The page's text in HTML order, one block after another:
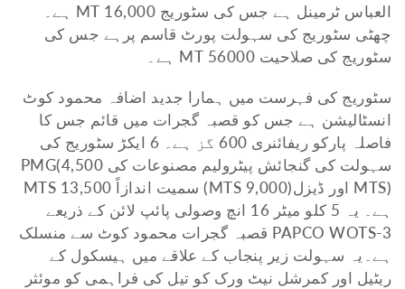
العباس ٹرمینل ہے جس کی سٹوریج 16,000 MT ہے۔
چھٹی سٹوریج کی سہولت پورٹ قاسم پرہے جس کی
سٹوریج کی صلاحیت 56000 MT ہے۔
سٹوریج کی فہرست میں ہمارا جدید اضافہ محمود کوٹ
انسٹالیشن ہے جس کو قصبہ گجرات میں قائم جس کا
فاصلہ پارکو ریفائنری 600 گز ہے۔ 6 ایکڑ سٹوریج کی
سہولت کی گنجائش پیٹرولیم مصنوعات کی PMG(4,500
MTS) اور ڈیزل(9,000 MTS) سمیت اندازاً 13,500 MTS
ہے۔ یہ 5 کلو میٹر 16 انچ وصولی پائپ لائن کے ذریعے
PAPCO WOTS-3 قصبہ گجرات محمود کوٹ سے منسلک
ہے۔یہ سہولت زیر پنجاب کے علاقے میں ہیسکول کے
ریٹیل اور کمرشل نیٹ ورک کو تیل کی فراہمی کو موئثر